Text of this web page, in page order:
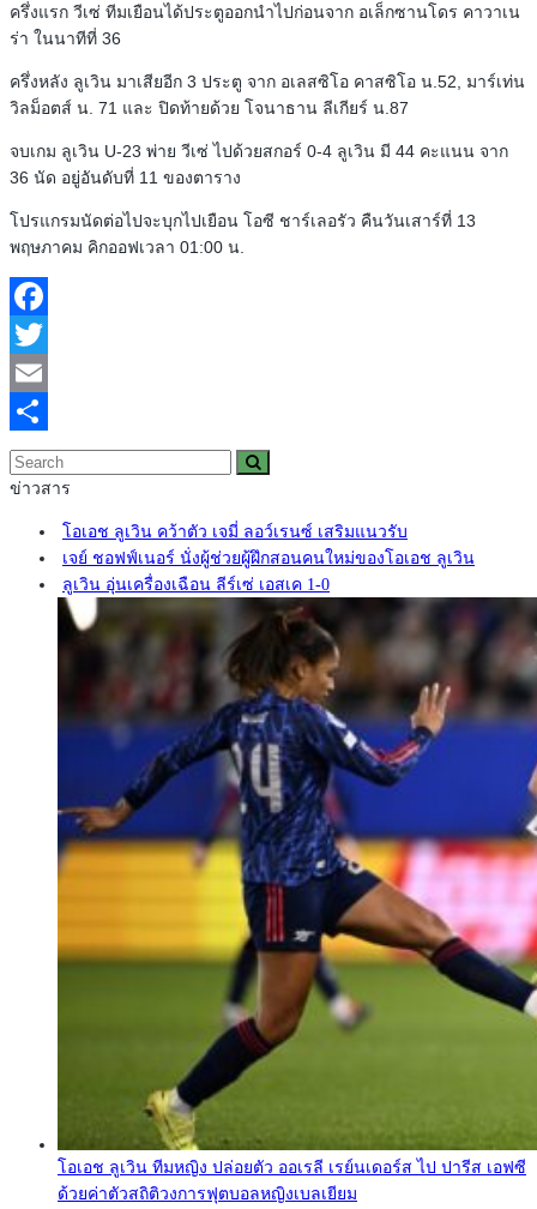
ครึ่งแรก วีเซ่ ทีมเยือนได้ประตูออกนำไปก่อนจาก อเล็กซานโดร คาวาเน
ร่า ในนาทีที่ 36
ครึ่งหลัง ลูเวิน มาเสียอีก 3 ประตู จาก อเลสซิโอ คาสซิโอ น.52, มาร์เท่น
วิลม็อตส์ น. 71 และ ปิดท้ายด้วย โจนาธาน ลีเกียร์ น.87
จบเกม ลูเวิน U-23 พ่าย วีเซ่ ไปด้วยสกอร์ 0-4 ลูเวิน มี 44 คะแนน จาก
36 นัด อยู่อันดับที่ 11 ของตาราง
โปรแกรมนัดต่อไปจะบุกไปเยือน โอซี ชาร์เลอรัว คืนวันเสาร์ที่ 13
พฤษภาคม คิกออฟเวลา 01:00 น.​
Facebook
Twitter
Email
Share
ข่าวสาร
โอเอช ลูเวิน คว้าตัว เจมี่ ลอว์เรนซ์ เสริมแนวรับ
เจย์ ชอฟฟ์เนอร์ นั่งผู้ช่วยผู้ฝึกสอนคนใหม่ของโอเอช ลูเวิน
ลูเวิน อุ่นเครื่องเฉือน ลีร์เซ่ เอสเค 1-0
โอเอช ลูเวิน ทีมหญิง ปล่อยตัว ออเรลี เรย์นเดอร์ส ไป ปารีส เอฟซี
ด้วยค่าตัวสถิติวงการฟุตบอลหญิงเบลเยียม